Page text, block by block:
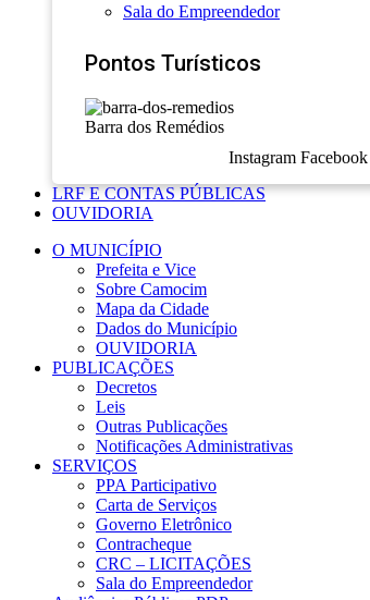
Sala do Empreendedor
Pontos Turísticos
Barra dos Remédios
Instagram Facebook
LRF E CONTAS PÚBLICAS
OUVIDORIA
O MUNICÍPIO
Prefeita e Vice
Sobre Camocim
Mapa da Cidade
Dados do Município
OUVIDORIA
PUBLICAÇÕES
Decretos
Leis
Outras Publicações
Notificações Administrativas
SERVIÇOS
PPA Participativo
Carta de Serviços
Governo Eletrônico
Contracheque
CRC – LICITAÇÕES
Sala do Empreendedor